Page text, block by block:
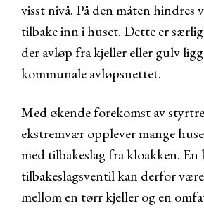
visst nivå. På den måten hindres
tilbake inn i huset. Dette er
der avløp fra kjeller eller gulv
kommunale avløpsnettet.
Med økende forekomst av
ekstremvær opplever mange
med tilbakeslag fra kloakken.
tilbakeslagsventil kan derfor
mellom en tørr kjeller og en